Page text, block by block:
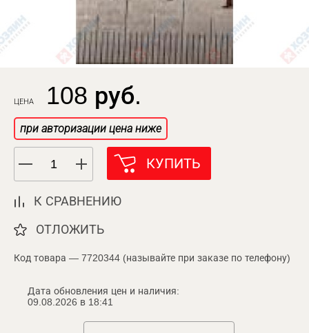
ЦЕНА 108 руб.
при авторизации цена ниже
КУПИТЬ
К СРАВНЕНИЮ
ОТЛОЖИТЬ
Код товара — 7720344 (называйте при заказе по телефону)
Дата обновления цен и наличия:
09.08.2026 в 18:41